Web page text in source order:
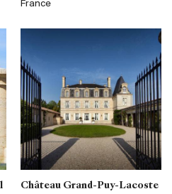
France
Château Grand-Puy-Lacoste